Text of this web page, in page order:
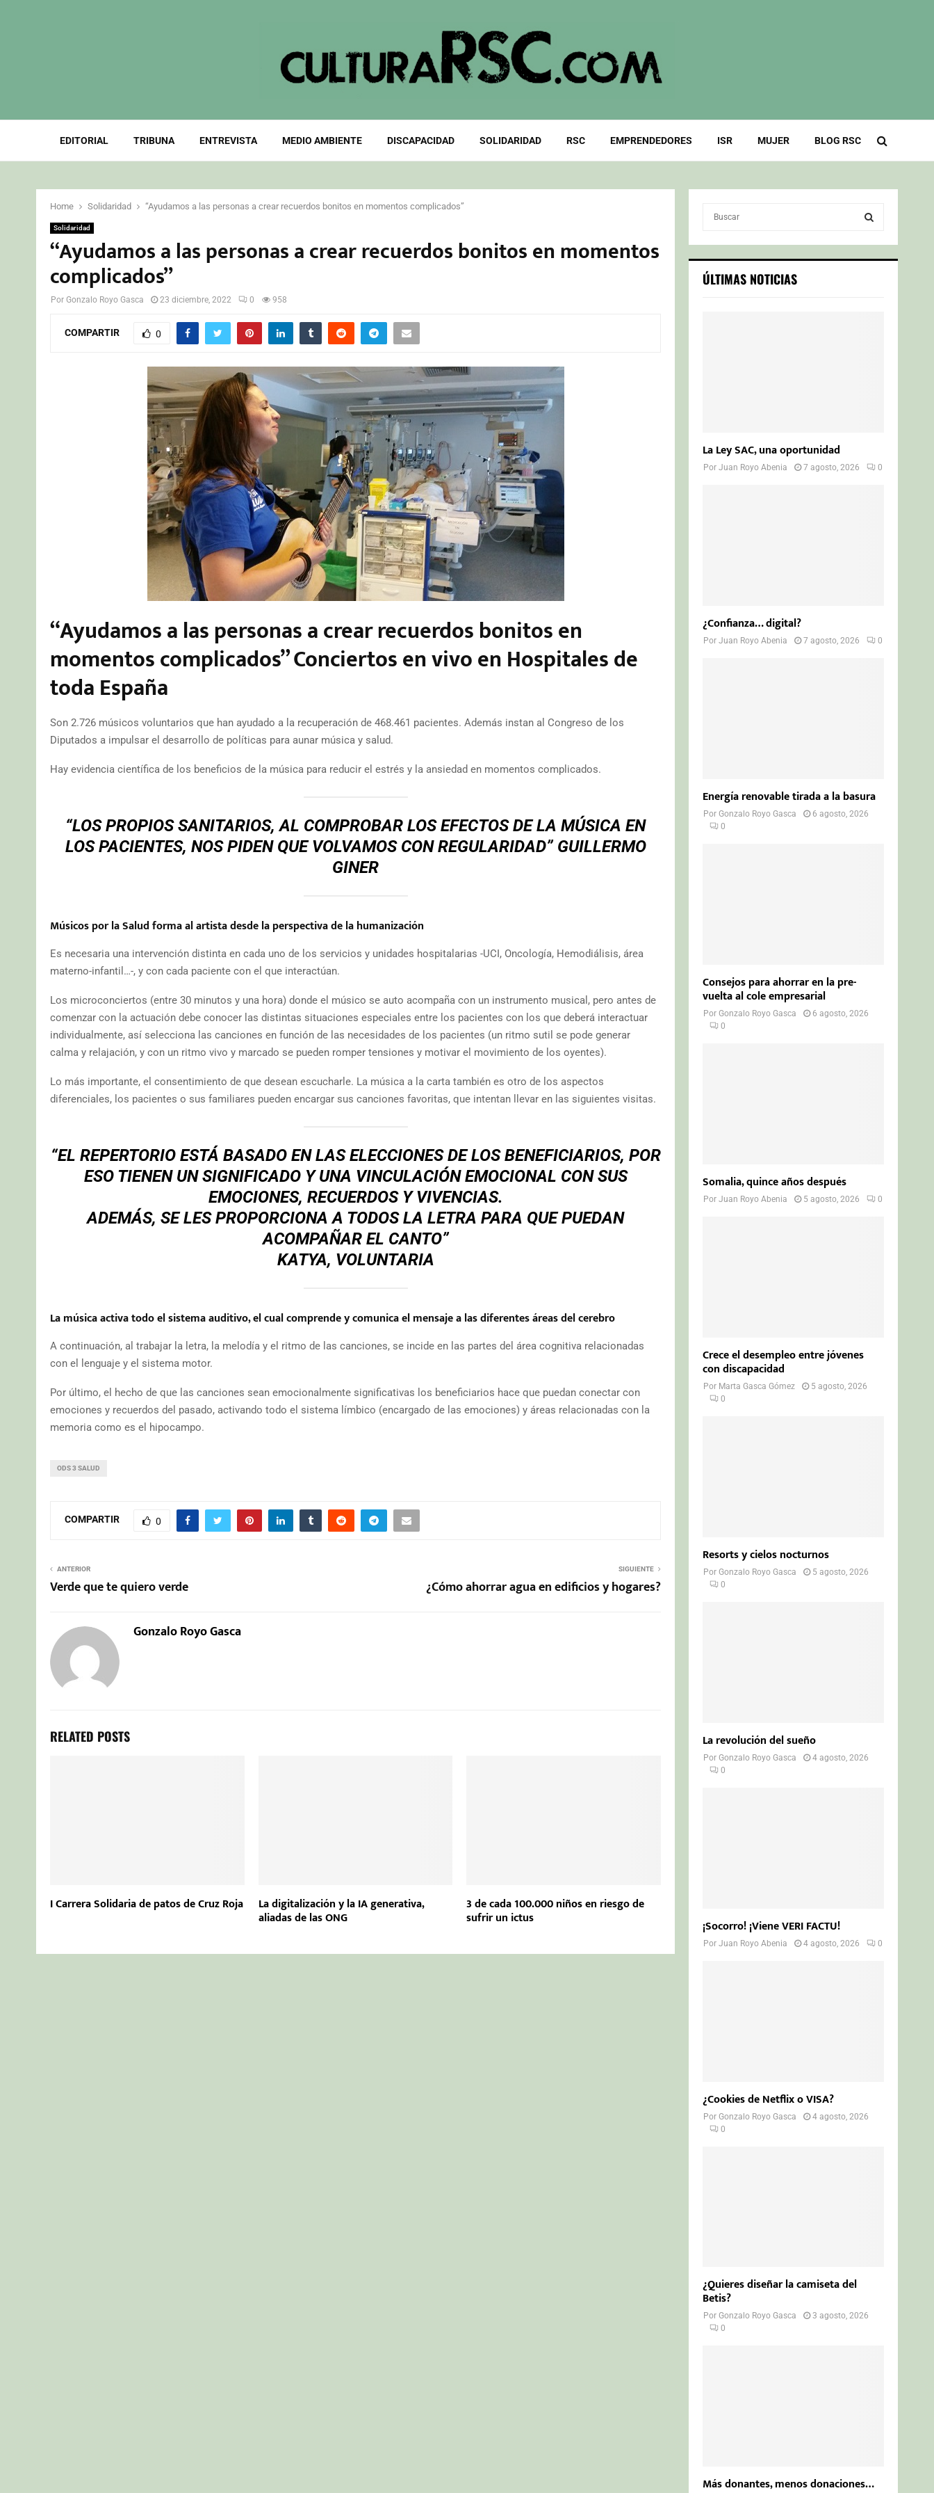
EDITORIAL TRIBUNA ENTREVISTA MEDIO AMBIENTE DISCAPACIDAD SOLIDARIDAD RSC EMPRENDEDORES ISR MUJER BLOG RSC
Home Solidaridad “Ayudamos a las personas a crear recuerdos bonitos en momentos complicados”
Solidaridad
“Ayudamos a las personas a crear recuerdos bonitos en momentos
complicados”
Por Gonzalo Royo Gasca 23 diciembre, 2022 0 958
COMPARTIR 0
“Ayudamos a las personas a crear recuerdos bonitos en
momentos complicados” Conciertos en vivo en Hospitales de
toda España
Son 2.726 músicos voluntarios que han ayudado a la recuperación de 468.461 pacientes. Además instan al Congreso de los
Diputados a impulsar el desarrollo de políticas para aunar música y salud.
Hay evidencia científica de los beneficios de la música para reducir el estrés y la ansiedad en momentos complicados.
“LOS PROPIOS SANITARIOS, AL COMPROBAR LOS EFECTOS DE LA MÚSICA EN
LOS PACIENTES, NOS PIDEN QUE VOLVAMOS CON REGULARIDAD” GUILLERMO
GINER
Músicos por la Salud forma al artista desde la perspectiva de la humanización
Es necesaria una intervención distinta en cada uno de los servicios y unidades hospitalarias -UCI, Oncología, Hemodiálisis, área
materno-infantil…-, y con cada paciente con el que interactúan.
Los microconciertos (entre 30 minutos y una hora) donde el músico se auto acompaña con un instrumento musical, pero antes de
comenzar con la actuación debe conocer las distintas situaciones especiales entre los pacientes con los que deberá interactuar
individualmente, así selecciona las canciones en función de las necesidades de los pacientes (un ritmo sutil se pode generar
calma y relajación, y con un ritmo vivo y marcado se pueden romper tensiones y motivar el movimiento de los oyentes).
Lo más importante, el consentimiento de que desean escucharle. La música a la carta también es otro de los aspectos
diferenciales, los pacientes o sus familiares pueden encargar sus canciones favoritas, que intentan llevar en las siguientes visitas.
“EL REPERTORIO ESTÁ BASADO EN LAS ELECCIONES DE LOS BENEFICIARIOS, POR
ESO TIENEN UN SIGNIFICADO Y UNA VINCULACIÓN EMOCIONAL CON SUS
EMOCIONES, RECUERDOS Y VIVENCIAS.
ADEMÁS, SE LES PROPORCIONA A TODOS LA LETRA PARA QUE PUEDAN
ACOMPAÑAR EL CANTO”
KATYA, VOLUNTARIA
La música activa todo el sistema auditivo, el cual comprende y comunica el mensaje a las diferentes áreas del cerebro
A continuación, al trabajar la letra, la melodía y el ritmo de las canciones, se incide en las partes del área cognitiva relacionadas
con el lenguaje y el sistema motor.
Por último, el hecho de que las canciones sean emocionalmente significativas los beneficiarios hace que puedan conectar con
emociones y recuerdos del pasado, activando todo el sistema límbico (encargado de las emociones) y áreas relacionadas con la
memoria como es el hipocampo.
ODS 3 SALUD
COMPARTIR 0
ANTERIOR
Verde que te quiero verde
SIGUIENTE
¿Cómo ahorrar agua en edificios y hogares?
Gonzalo Royo Gasca
RELATED POSTS
I Carrera Solidaria de patos de Cruz Roja La digitalización y la IA generativa,
aliadas de las ONG
3 de cada 100.000 niños en riesgo de
sufrir un ictus
c
h
S
ÚLTIMAS NOTICIAS
La Ley SAC, una oportunidad
PorJuan Royo Abenia 7 agosto, 2026 0
¿Confianza… digital?
PorJuan Royo Abenia 7 agosto, 2026 0
Energía renovable tirada a la basura
PorGonzalo Royo Gasca
6 agosto, 2026
0
Consejos para ahorrar en la pre-
vuelta al cole empresarial
PorGonzalo Royo Gasca
6 agosto, 2026
0
Somalia, quince años después
PorJuan Royo Abenia 5 agosto, 2026 0
Crece el desempleo entre jóvenes
con discapacidad
Por Marta Gasca Gómez
5 agosto, 2026
0
Resorts y cielos nocturnos
PorGonzalo Royo Gasca
5 agosto, 2026
0
La revolución del sueño
PorGonzalo Royo Gasca
4 agosto, 2026
0
¡Socorro! ¡Viene VERI FACTU!
PorJuan Royo Abenia 4 agosto, 2026 0
¿Cookies de Netflix o VISA?
PorGonzalo Royo Gasca
4 agosto, 2026
0
¿Quieres diseñar la camiseta del
Betis?
PorGonzalo Royo Gasca
3 agosto, 2026
0
Más donantes, menos donaciones…